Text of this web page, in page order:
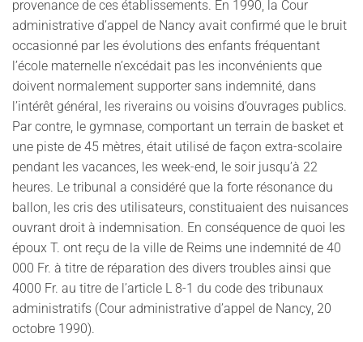
provenance de ces établissements. En 1990, la Cour
administrative d’appel de Nancy avait confirmé que le bruit
occasionné par les évolutions des enfants fréquentant
l’école maternelle n’excédait pas les inconvénients que
doivent normalement supporter sans indemnité, dans
l’intérêt général, les riverains ou voisins d’ouvrages publics.
Par contre, le gymnase, comportant un terrain de basket et
une piste de 45 mètres, était utilisé de façon extra-scolaire
pendant les vacances, les week-end, le soir jusqu’à 22
heures. Le tribunal a considéré que la forte résonance du
ballon, les cris des utilisateurs, constituaient des nuisances
ouvrant droit à indemnisation. En conséquence de quoi les
époux T. ont reçu de la ville de Reims une indemnité de 40
000 Fr. à titre de réparation des divers troubles ainsi que
4000 Fr. au titre de l’article L 8-1 du code des tribunaux
administratifs (Cour administrative d’appel de Nancy, 20
octobre 1990).